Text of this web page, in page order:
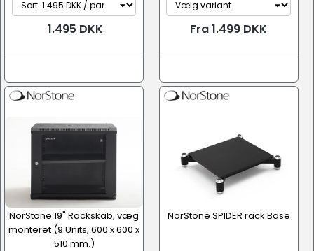
1.495 DKK Fra 1.499 DKK
NorStone 19" Rackskab, væg
monteret (9 Units, 600 x 600 x
510 mm.)
NorStone SPIDER rack Base